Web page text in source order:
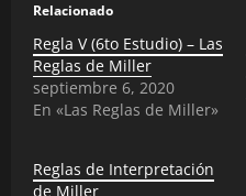
Relacionado
Regla V (6to Estudio) – Las
Reglas de Miller
septiembre 6, 2020
En «Las Reglas de Miller»
Reglas de Interpretación
de Miller